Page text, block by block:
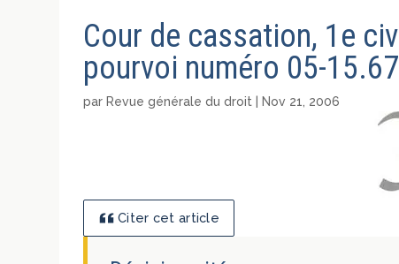
Cour de cassation, 1e
pourvoi numéro 05-
par Revue générale du droit Nov 21, 2006
Citer cet article